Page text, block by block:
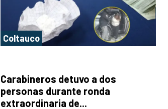
Coltauco
Carabineros detuvo a dos
personas durante ronda
extraordinaria de...